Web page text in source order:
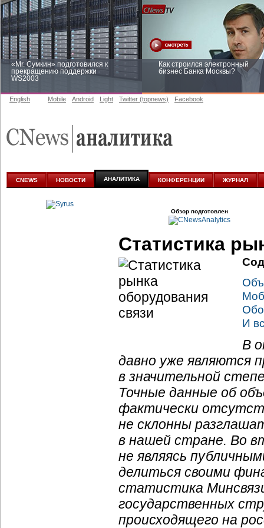
«Mr. Сумкин» подготовился к
прекращению поддержки
WS2003
Как строился электронный
бизнес Банка Москвы?
аналитике
English Mobile Android Light Twitter (topnews) Facebook
CNEWS НОВОСТИ АНАЛИТИКА КОНФЕРЕНЦИИ ЖУРНАЛ
Обзор подготовлен
Статистика
И
В
давно уже являются
в значительной
Точные данные об
фактически
не склонны
в нашей стране. Во
не являясь
делиться своими
статистика
государственных
происходящего на